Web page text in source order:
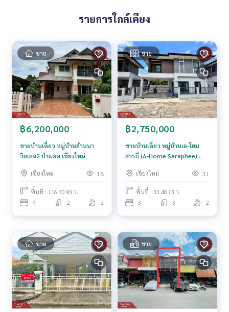
กธนาคาร**
**พร้อมอัตราดอกเบี้ยพิเศษ และ วงเงินสูงสุด 90-100% ของราคา
ประเมิน**
สนใจสอบถามข้อมูลเพิ่มเติม หรือ นัดชมบ้านได้ที่
Tel :0894350422บอย (รหัสตัวแทน 3206)
Line ID : puttisaninta
Callcenter :02-047-4282
สนใจดูทรัพย์อื่นๆ เพิ่มเติม มากกว่า 3,000 รายการ
The Best Property Agent CO,.LTD. ผู้นำด้านธุรกิจนายหน้า ตัวแ
ทนอสังหาริมทรัพย์ครบวงจร ด้วยความเป็นมืออาชีพ ใช้เทคโนโล
ยี และ นวัตกรรมที่สร้างสรรค์ เพื่อส่งมอบบริการที่ดีที่สุดเพื่อคุณ ใ
ห้บริการด้าน ซื้อ ขาย เช่า อสังหาริมทรัพย์
รายการใกล้เคียง
ขาย
฿6,200,000
ขายบ้านเดี่ยว หมู่บ้านล้านนา
วิลเลจ2 ป่าแดด เชียงใหม่
เชียงใหม่ 18
พื้นที่ : 116.30 ตร.ว.
4 2 2
ขาย
฿2,750,000
ขายบ้านเดี่ยว หมู่บ้านเอ-โฮม
สารภี (A-Home Saraphee)
เชียงใหม่
31
พื้นที่ : 33.40 ตร.ว.
3 3 2
ขาย ขาย